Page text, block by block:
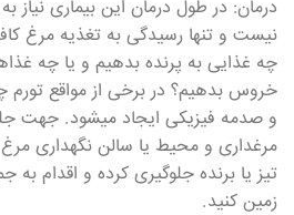
درمان: در طول درمان این بیماری
نیست و تنها رسیدگی به تغذیه مرغ
چه غذایی به پرنده بدهیم و یا چه
خروس بدهیم؟ در برخی از مواقع تورم
و صدمه فیزیکی ایجاد میشود‌. جهت
مرغداری و محیط یا سالن نگهداری مرغ
تیز یا برنده جلوگیری کرده و اقدام
زمین کنید.